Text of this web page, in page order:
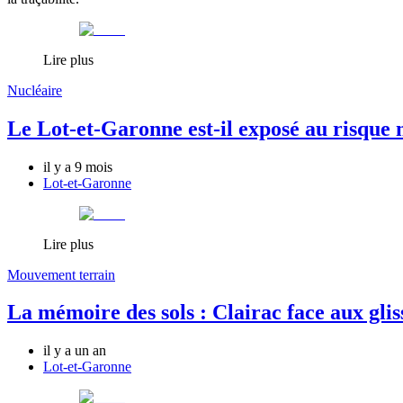
Lire plus
Nucléaire
Le Lot-et-Garonne est-il exposé au risque
il y a 9 mois
Lot-et-Garonne
Lire plus
Mouvement terrain
La mémoire des sols : Clairac face aux
il y a un an
Lot-et-Garonne